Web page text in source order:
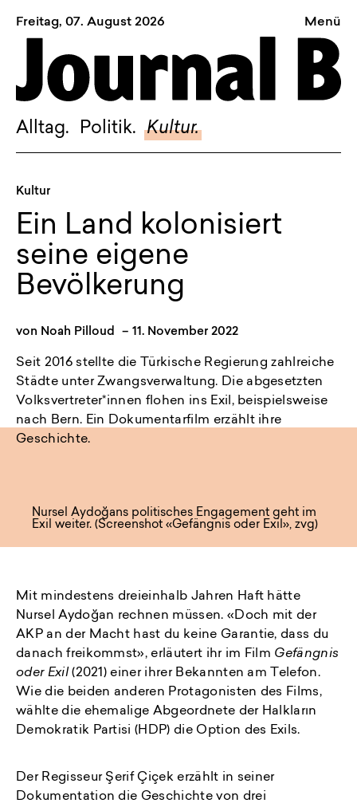
Freitag, 07. August 2026
Alltag. Politik. Kultur.
Menü
Sagt, was Bern bewegt
Alltag.
Politik.
Kultur.
Dossier.
Suche.
INSTAGRAM
Kultur
Ein Land kolonisiert
seine eigene
Bevölkerung
von Noah Pilloud – 11. November 2022
Seit 2016 stellte die Türkische Regierung zahlreiche
Städte unter Zwangsverwaltung. Die abgesetzten
Volksvertreter*innen flohen ins Exil, beispielsweise
nach Bern. Ein Dokumentarfilm erzählt ihre
Geschichte.
Nursel Aydoğans politisches Engagement geht im
Exil weiter. (Screenshot «Gefängnis oder Exil», zvg)
Mit mindestens dreieinhalb Jahren Haft hätte
Nursel Aydoğan rechnen müssen. «Doch mit der
AKP an der Macht hast du keine Garantie, dass du
danach freikommst», erläutert ihr im Film Gefängnis
oder Exil(2021) einer ihrer Bekannten am Telefon.
Wie die beiden anderen Protagonisten des Films,
wählte die ehemalige Abgeordnete der Halkların
Demokratik Partisi (HDP) die Option des Exils.
Der Regisseur Şerif Çiçek erzählt in seiner
Dokumentation die Geschichte von drei